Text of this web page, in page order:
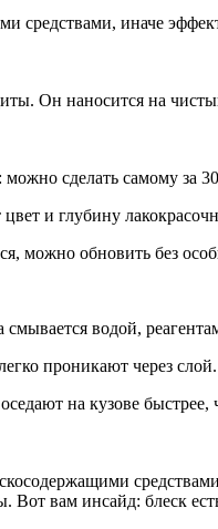
средствами, иначе
Он наносится на
: можно сделать самому за
цвет и глубину
можно обновить без
смывается водой,
проникают через слой.
на кузове
Вот вам инсайд: блеск